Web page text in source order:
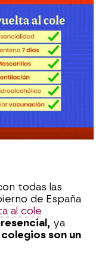
todas las
de España
al cole
ya
colegios son un